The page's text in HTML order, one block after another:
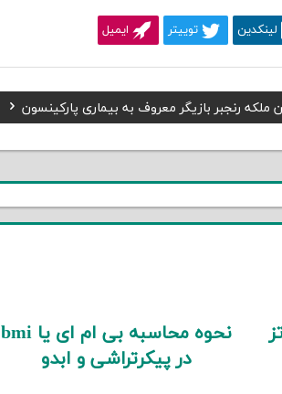
لینکدین توییتر ایمیل
ملکه رنجبر بازیگر معروف به بیماری پارکینسون
نحوه محاسبه بی ام ای یا bmi
در پیکرتراشی و ابدو